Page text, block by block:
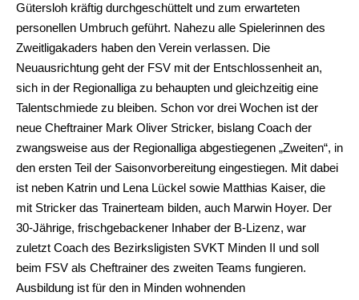
Gütersloh kräftig durchgeschüttelt und zum erwarteten
personellen Umbruch geführt. Nahezu alle Spielerinnen des
Zweitligakaders haben den Verein verlassen. Die
Neuausrichtung geht der FSV mit der Entschlossenheit an,
sich in der Regionalliga zu behaupten und gleichzeitig eine
Talentschmiede zu bleiben. Schon vor drei Wochen ist der
neue Cheftrainer Mark Oliver Stricker, bislang Coach der
zwangsweise aus der Regionalliga abgestiegenen „Zweiten“, in
den ersten Teil der Saisonvorbereitung eingestiegen. Mit dabei
ist neben Katrin und Lena Lückel sowie Matthias Kaiser, die
mit Stricker das Trainerteam bilden, auch Marwin Hoyer. Der
30-Jährige, frischgebackener Inhaber der B-Lizenz, war
zuletzt Coach des Bezirksligisten SVKT Minden II und soll
beim FSV als Cheftrainer des zweiten Teams fungieren.
Ausbildung ist für den in Minden wohnenden